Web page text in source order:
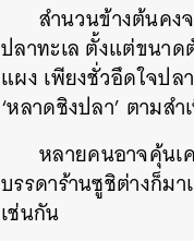
สำนวนข้างต้นคง
ปลาทะเล ตั้งแต่ขนาด
แผง เพียงชั่วอึดใจปล
‘หลาดชิงปลา’ ตามสำ
หลายคนอาจคุ้นเ
บรรดาร้านซูชิต่างก็ม
เช่นกัน